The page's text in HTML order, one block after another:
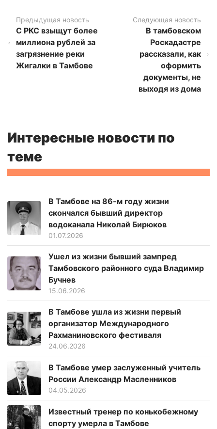
Предыдущая новость
С РКС взыщут более
миллиона рублей за
загрязнение реки
Жигалки в Тамбове
Следующая новость
В тамбовском
Роскадастре
рассказали, как
оформить
документы, не
выходя из дома
Интересные новости по
теме
В Тамбове на 86-м году жизни
скончался бывший директор
водоканала Николай Бирюков
01.07.2026
Ушел из жизни бывший зампред
Тамбовского районного суда Владимир
Бучнев
15.06.2026
В Тамбове ушла из жизни первый
организатор Международного
Рахманиновского фестиваля
24.06.2026
В Тамбове умер заслуженный учитель
России Александр Масленников
04.05.2026
Известный тренер по конькобежному
спорту умерла в Тамбове